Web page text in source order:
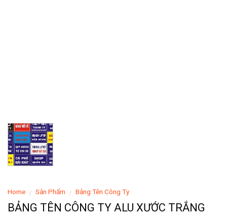
Home / Sản Phẩm / Bảng Tên Công Ty
BẢNG TÊN CÔNG TY ALU XƯỚC TRẮNG